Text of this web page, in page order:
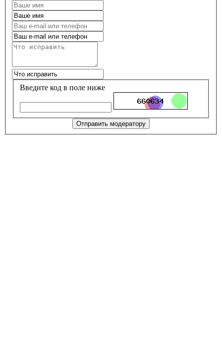
Введите код в поле ниже
Отправить модератору